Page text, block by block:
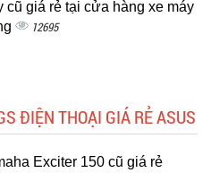
cũ giá rẻ tại cửa hàng xe máy
12695
ĐIỆN THOẠI GIÁ RẺ ASUS
Exciter 150 cũ giá rẻ